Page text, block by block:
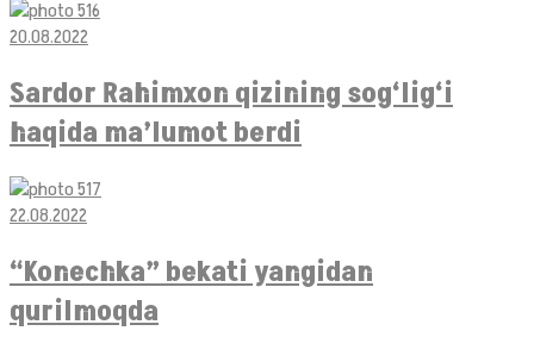
20.08.2022
Sardor Rahimxon qizining sog‘lig‘i
haqida ma’lumot berdi
22.08.2022
“Konechka” bekati yangidan
qurilmoqda